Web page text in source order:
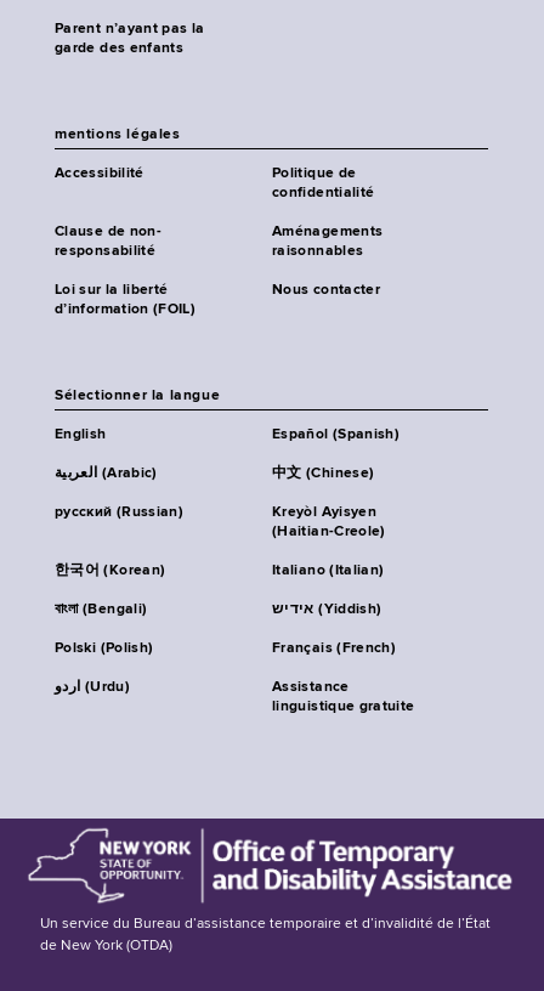
Parent n’ayant pas la
garde des enfants
mentions légales
Accessibilité
Politique de
confidentialité
Clause de non-
responsabilité
Aménagements
raisonnables
Loi sur la liberté
d’information (FOIL)
Nous contacter
Sélectionner la langue
English Español (Spanish)
العربية (Arabic) 中文 (Chinese)
русский (Russian)
Kreyòl Ayisyen
(Haitian-Creole)
한국어 (Korean) Italiano (Italian)
বাংলা (Bengali) אידיש (Yiddish)
Polski (Polish) Français (French)
اردو (Urdu)
Assistance
linguistique gratuite
Un service du Bureau d’assistance temporaire et d’invalidité de l’État
de New York (OTDA)